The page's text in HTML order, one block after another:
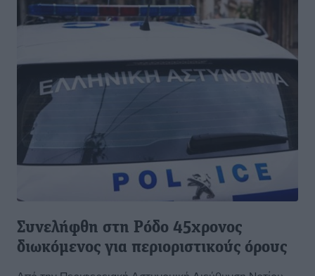
Συνελήφθη στη Ρόδο 45χρονος
διωκόμενος για περιοριστικούς όρους